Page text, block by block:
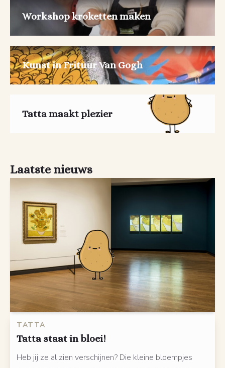
Workshop kroketten maken
Kunst in Frituur Van Gogh
Tatta maakt plezier
Laatste nieuws
TATTA
Tatta staat in bloei!
Heb jij ze al zien verschijnen? Die kleine bloempjes